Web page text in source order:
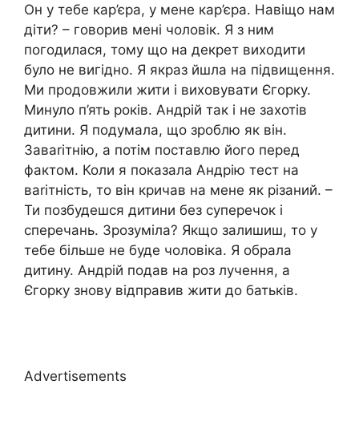
Он у тебе кар’єра, у мене кар’єра. Навіщо нам
діти? – говорив мені чоловік. Я з ним
погодилася, тому що на декрет виходити
було не вигідно. Я якраз йшла на підвищення.
Ми продовжили жити і виховувати Єгорку.
Минуло п’ять років. Андрій так і не захотів
дитини. Я подумала, що зроблю як він.
Заваrітнію, а потім поставлю його перед
фактом. Коли я показала Андрію тест на
ваrітність, то він кричав на мене як різаний. –
Ти позбудешся дитини без суперечок і
сперечань. Зрозуміла? Якщо залишиш, то у
тебе більше не буде чоловіка. Я обрала
дитину. Андрій подав на роз лучення, а
Єгорку знову відправив жити до батьків.
Advertisements